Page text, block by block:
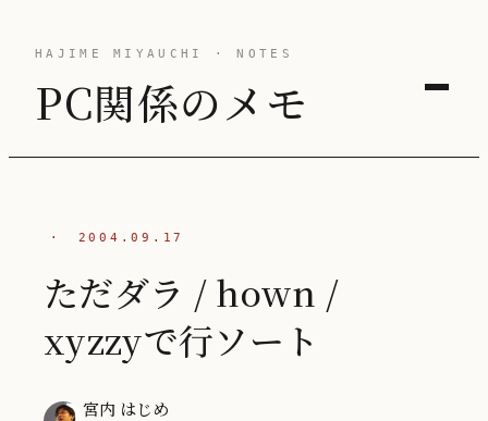
HAJIME MIYAUCHI · NOTES
PC関係のメモ
· 2004.09.17
ただダラ / hown /
xyzzyで行ソート
宮内 はじめ